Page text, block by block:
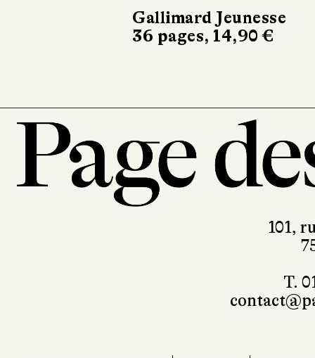
Gallimard Jeunesse
36 pages, 14,90 €
Fleurus
344 pages,
101,
T.